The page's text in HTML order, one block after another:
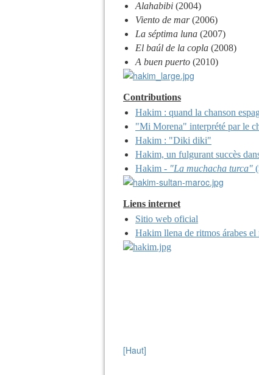
Alahabibi (2004)
Viento de mar(2006)
La séptima luna (2007)
El baúl de la copla (2008)
A buen puerto (2010)
Contributions
Hakim : quand la chanson
"Mi Morena" interprété par le
Hakim : "Diki diki"
Hakim, un fulgurant succès
Hakim - "La muchacha turca"
Liens internet
Sitio web oficial
Hakim llena de ritmos árabes
[Haut]